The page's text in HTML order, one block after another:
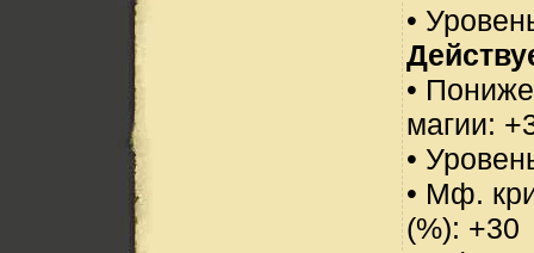
•
•
магии:
•
• Мф.
(%): +30